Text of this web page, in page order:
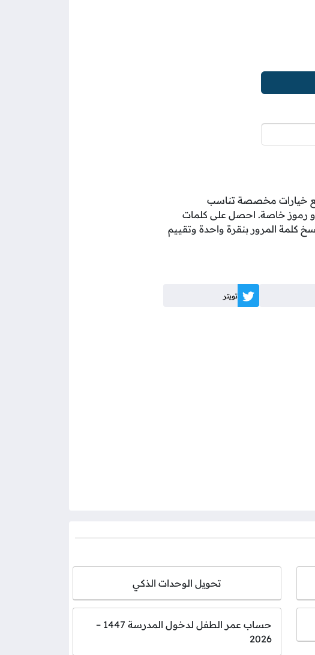
مع خيارات مخصصة تناسب
أو رموز خاصة. احصل على كلمات
كلمة المرور بنقرة واحدة وتقييم
تويتر
تحويل الوحدات الذكي
حساب عمر الطفل لدخول المدرسة 1447 –
2026